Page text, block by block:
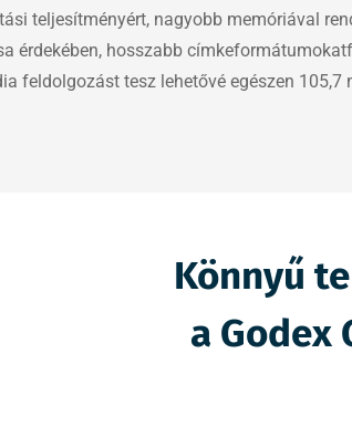
teljesítményért, nagyobb memóriával
érdekében, hosszabb
feldolgozást tesz lehetővé egészen 105,7
Könnyű
a Godex